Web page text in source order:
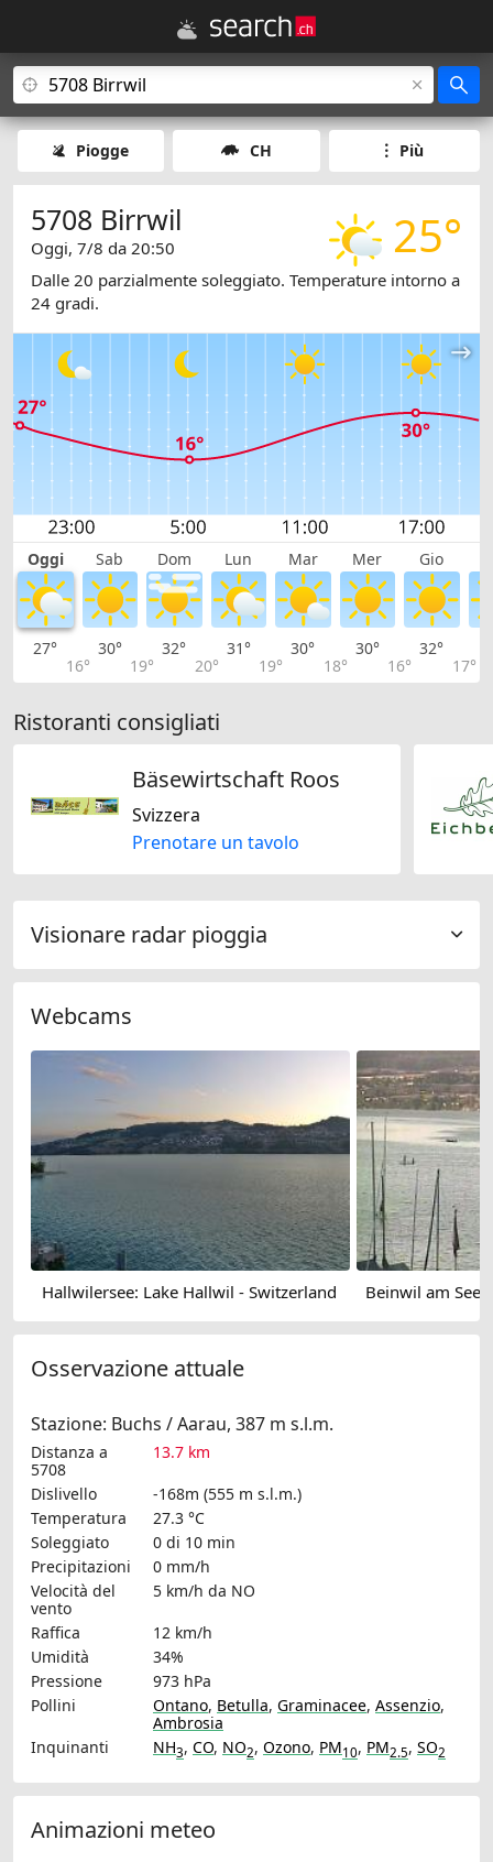
Piogge CH Più
25°
5708 Birrwil
Oggi, 7/8 da 20:50
Dalle 20 parzialmente soleggiato. Temperature intorno a
24 gradi.
Oggi Sab Dom Lun Mar Mer Gio
27°
16°
30°
19°
32°
20°
31°
19°
30°
18°
30°
16°
32°
17°
Ristoranti consigliati
Bäsewirtschaft Roos
Svizzera
Prenotare un tavolo
Visionare radar pioggia
Webcams
Hallwilersee: Lake Hallwil - Switzerland
Osservazione attuale
Stazione: Buchs / Aarau, 387 m s.l.m.
Distanza a
5708
13.7 km
Dislivello
-168m (555 m s.l.m.)
Temperatura
27.3 °C
Soleggiato
0 di 10 min
Precipitazioni
0 mm/h
Velocità del
vento
5 km/h da NO
Raffica
12 km/h
Umidità
34%
Pressione
973 hPa
Pollini
Ontano, Betulla, Graminacee, Assenzio,
Ambrosia
Inquinanti
NH3, CO, NO2, Ozono, PM10, PM2.5, SO2
Animazioni meteo